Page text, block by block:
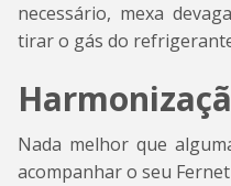
necessário, mexa
tirar o gás do
Nada melhor que
acompanhar o seu Fernet